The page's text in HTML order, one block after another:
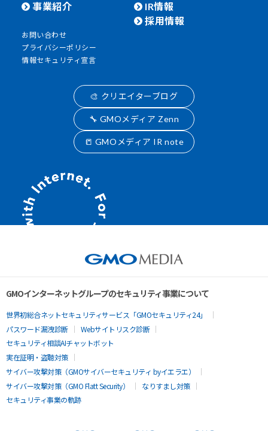
事業紹介
IR情報
採用情報
お問い合わせ
プライバシーポリシー
情報セキュリティ宣言
🎨 クリエイターブログ
🔧 GMOメディア Zenn
📒 GMOメディア IR note
GMOインターネットグループのセキュリティ事業について
世界初総合ネットセキュリティサービス「GMOセキュリティ24」
パスワード漏洩診断
Webサイトリスク診断
セキュリティ相談AIチャットボット
実在証明・盗聴対策
サイバー攻撃対策（GMOサイバーセキュリティ byイエラエ）
サイバー攻撃対策（GMO Flatt Security）
なりすまし対策
セキュリティ事業の軌跡